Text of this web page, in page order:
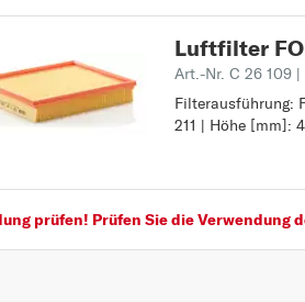
ECOSPORT
ESCORT CLASSIC
F
FOCUS
FOCUS C-MAX
FUSION
Luftfilter
Art.-Nr. C 26 109 |
Filterausführung:
211 | Höhe [mm]:
Filterausführung:
Länge [mm]: 247
prüfen! Prüfen Sie die Verwendung